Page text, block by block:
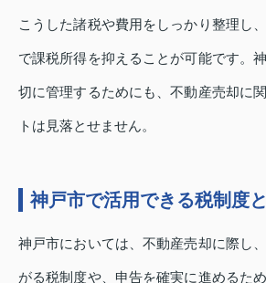
こうした諸税や費用をしっかり整理し
で課税所得を抑えることが可能です。
切に管理するためにも、不動産売却に
トは見落とせません。
神戸市で活用できる税制度
神戸市においては、不動産売却に際し
がる税制度や、申告を確実に進めるた